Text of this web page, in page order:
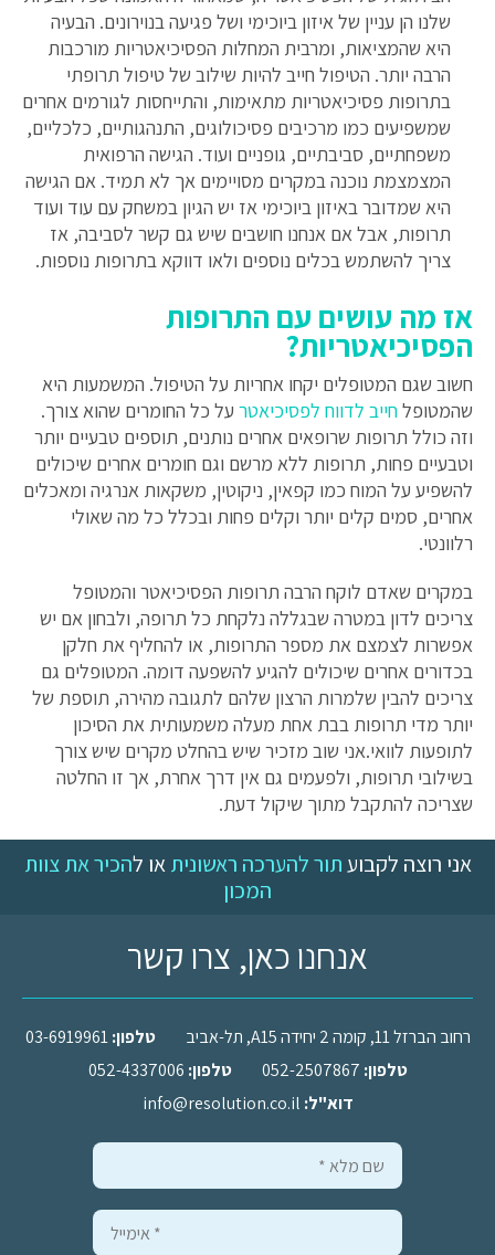
שלנו הן עניין של איזון ביוכימי ושל פגיעה בנוירונים. הבעיה
היא שהמציאות, ומרבית המחלות הפסיכיאטריות מורכבות
הרבה יותר. הטיפול חייב להיות שילוב של טיפול תרופתי
בתרופות פסיכיאטריות מתאימות, והתייחסות לגורמים אחרים
שמשפיעים כמו מרכיבים פסיכולוגים, התנהגותיים, כלכליים,
משפחתיים, סביבתיים, גופניים ועוד. הגישה הרפואית
המצמצמת נוכנה במקרים מסויימים אך לא תמיד. אם הגישה
היא שמדובר באיזון ביוכימי אז יש הגיון במשחק עם עוד ועוד
תרופות, אבל אם אנחנו חושבים שיש גם קשר לסביבה, אז
צריך להשתמש בכלים נוספים ולאו דווקא בתרופות נוספות.
אז מה עושים עם התרופות
הפסיכיאטריות?
חשוב שגם המטופלים יקחו אחריות על הטיפול. המשמעות היא
שהמטופלחייב לדווח לפסיכיאטר על כל החומרים שהוא צורך.
וזה כולל תרופות שרופאים אחרים נותנים, תוספים טבעיים יותר
וטבעיים פחות, תרופות ללא מרשם וגם חומרים אחרים שיכולים
להשפיע על המוח כמו קפאין, ניקוטין, משקאות אנרגיה ומאכלים
אחרים, סמים קלים יותר וקלים פחות ובכלל כל מה שאולי
רלוונטי.
במקרים שאדם לוקח הרבה תרופות הפסיכיאטר והמטופל
צריכים לדון במטרה שבגללה נלקחת כל תרופה, ולבחון אם יש
אפשרות לצמצם את מספר התרופות, או להחליף את חלקן
בכדורים אחרים שיכולים להגיע להשפעה דומה. המטופלים גם
צריכים להבין שלמרות הרצון שלהם לתגובה מהירה, תוספת של
יותר מדי תרופות בבת אחת מעלה משמעותית את הסיכון
לתופעות לוואי.אני שוב מזכיר שיש בהחלט מקרים שיש צורך
בשילובי תרופות, ולפעמים גם אין דרך אחרת, אך זו החלטה
שצריכה להתקבל מתוך שיקול דעת.
אני רוצה לקבועתור להערכה ראשוניתאו להכיר את צוות
המכון
אנחנו כאן, צרו קשר
רחוב הברזל 11, קומה 2 יחידה A15, תל-אביב טלפון: 03-6919961
טלפון: 052-2507867 טלפון: 052-4337006
דוא"ל: info@resolution.co.il